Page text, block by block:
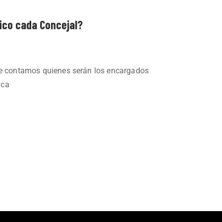
cada Concejal?
quienes serán los encargados